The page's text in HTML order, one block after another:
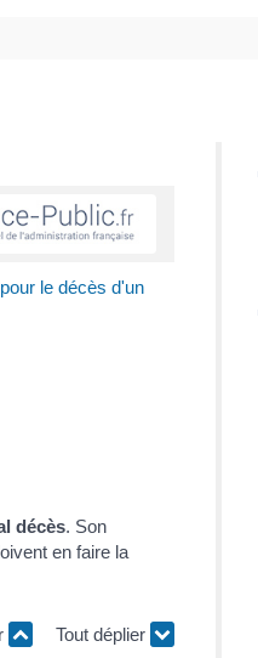
le décès d'un
décès. Son
en faire la
Tout déplier